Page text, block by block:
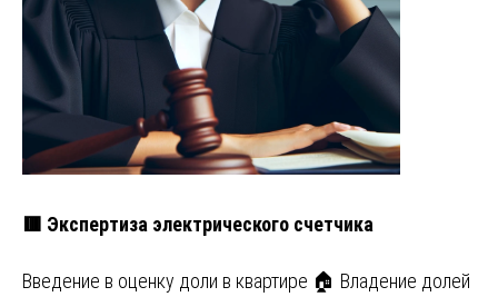
🟥 Экспертиза электрического счетчика
Введение в оценку доли в квартире 🏠 Владение долей